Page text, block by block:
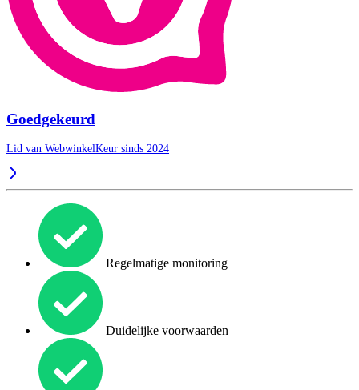
Goedgekeurd
Lid van WebwinkelKeur sinds 2024
Regelmatige monitoring
Duidelijke voorwaarden